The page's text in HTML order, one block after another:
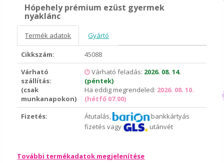
Hópehely prémium ezüst gyermek
nyaklánc
Termék adatok Gyártó
Cikkszám:
45088
Várható
szállítás:
(csak
munkanapokon)
Várható feladás: 2026. 08. 14.
(péntek)
Ha eddig megrendeled: 2026. 08. 10.
(hétfő 07.00)
Fizetés:
Átutalás,
bankkártyás
fizetés vagy
utánvét
További termékadatok megjelenítése